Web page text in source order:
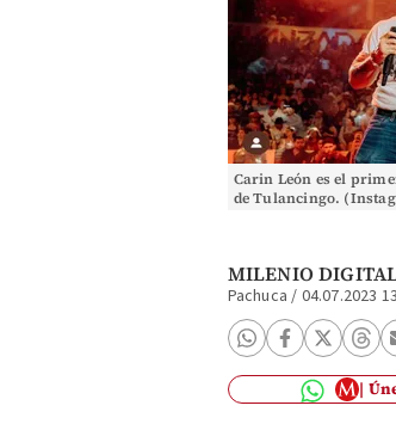
Carin León es el
de Tulancingo.
MILENIO
Pachuca / 04.07.2023